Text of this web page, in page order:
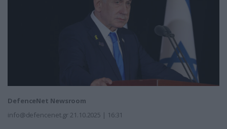
DefenceNet Newsroom
info@defencenet.gr 21.10.2025 | 16:31